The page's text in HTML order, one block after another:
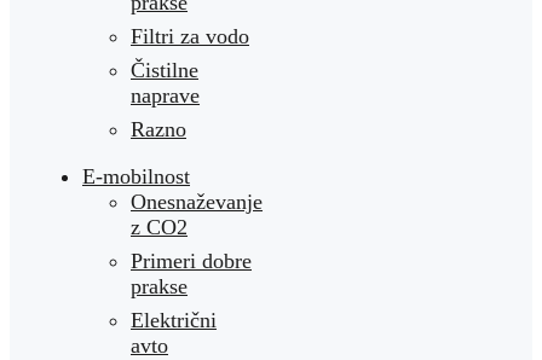
Filtri za vodo
Čistilne
naprave
Razno
E-mobilnost
Onesnaževanje
z CO2
Primeri dobre
prakse
Električni
avto